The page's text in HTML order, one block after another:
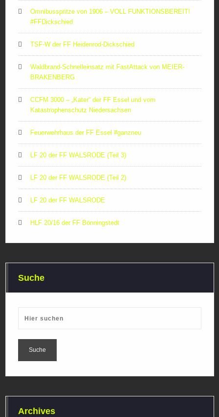
Omnibusspritze von 1906 – VOLL FUNKTIONSBEREIT!
#FFDickschied
TSF-W der FF Heidenrod-Dickschied
Waldbrand-Schnelleinsatz mit FastAttack von MEIER-
BRAKENBERG
CCFM 3000 – „Kater“ der FF Essel und vom
Katastrophenschutz Niedersachsen
Feuerwehrhaus der FF Essel #ganzneu
LF 20 der FF WALSRODE (Teil 3)
LF 20 der FF WALSRODE (Teil 2)
LF 20 der FF WALSRODE
HLF 20/16 der FF Bönningstedt
Suche
Archives